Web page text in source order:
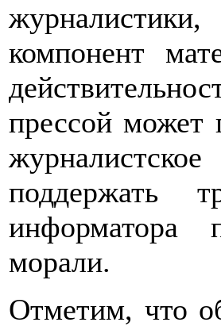
компонент
прессой может
поддержать
информатора
морали.
Отметим, что